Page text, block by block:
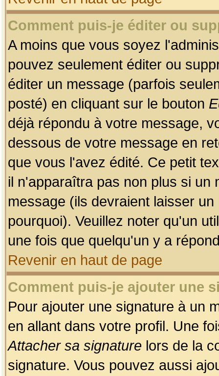
Comment puis-je éditer ou
A moins que vous soyez
pouvez seulement éditer ou
éditer un message (parfois
posté) en cliquant sur le bouton
déjà répondu à votre message,
dessous de votre message en
que vous l'avez édité. Ce petit
il n'apparaîtra pas non plus si un
message (ils devraient laisser
pourquoi). Veuillez noter qu'un
une fois que quelqu'un y a
Revenir en haut de page
Comment puis-je ajouter une
Pour ajouter une signature à un
en allant dans votre profil. Une
Attacher sa signature lors de la
signature. Vous pouvez aussi